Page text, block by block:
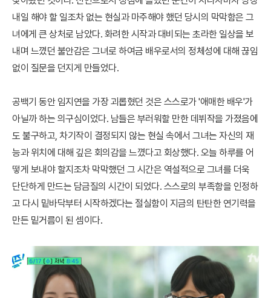
내일 해야 할 일조차 없는 현실과 마주해야 했던 당시의 막막함은 그
녀에게 큰 상처로 남았다. 화려한 시작과 대비되는 초라한 일상을 보
내며 느꼈던 불안감은 그녀로 하여금 배우로서의 정체성에 대해 끊임
없이 질문을 던지게 만들었다.
공백기 동안 임지연을 가장 괴롭혔던 것은 스스로가 '애매한 배우'가
아닐까 하는 의구심이었다. 남들은 부러워할 만한 데뷔작을 가졌음에
도 불구하고, 차기작이 결정되지 않는 현실 속에서 그녀는 자신의 재
능과 위치에 대해 깊은 회의감을 느꼈다고 회상했다. 오늘 하루를 어
떻게 보내야 할지조차 막막했던 그 시간은 역설적으로 그녀를 더욱
단단하게 만드는 담금질의 시간이 되었다. 스스로의 부족함을 인정하
고 다시 밑바닥부터 시작하겠다는 절실함이 지금의 탄탄한 연기력을
만든 밑거름이 된 셈이다.